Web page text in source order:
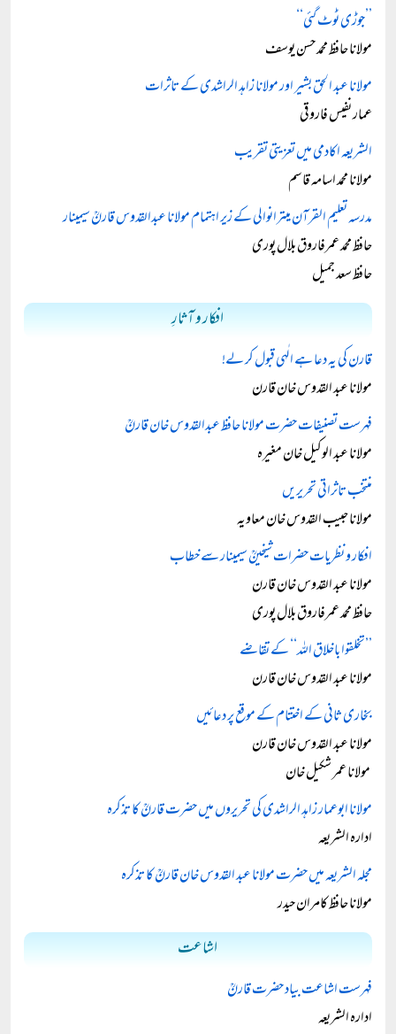
’’جوڑی ٹوٹ گئی‘‘
مولانا حافظ محمد حسن یوسف
مولانا عبد الحق بشیر اور مولانا زاہد الراشدی کے تاثرات
عمار نفیس فاروقی
الشریعہ اکادمی میں تعزیتی تقریب
مولانا محمد اسامہ قاسم
مدرسہ تعلیم القرآن میترانوالی کے زیر اہتمام مولانا عبدالقدوس قارنؒ سیمینار
حافظ محمد عمرفاروق بلال پوری
حافظ سعد جمیل
افکار و آثارِ
قارن کی یہ دعا ہے الٰہی قبول کر لے!
مولانا عبد القدوس خان قارن
فہرست تصنیفات حضرت مولانا حافظ عبدالقدوس خان قارنؒ
مولانا عبد الوکیل خان مغیرہ
منتخب تاثراتی تحریریں
مولانا حبیب القدوس خان معاویہ
افکار و نظریات حضرات شیخینؒ سیمینار سے خطاب
مولانا عبد القدوس خان قارن
حافظ محمد عمرفاروق بلال پوری
’’تخلقوا باخلاق اللہ‘‘ کے تقاضے
مولانا عبد القدوس خان قارن
بخاری ثانی کے اختتام کے موقع پر دعائیں
مولانا عبد القدوس خان قارن
مولانا عمر شکیل خان
مولانا ابوعمار زاہد الراشدی کی تحریروں میں حضرت قارنؒ کا تذکرہ
ادارہ الشریعہ
مجلہ الشریعہ میں حضرت مولانا عبد القدوس خان قارنؒ کا تذکرہ
مولانا حافظ کامران حیدر
اشاعت
فہرست اشاعت بیاد حضرت قارنؒ
ادارہ الشریعہ